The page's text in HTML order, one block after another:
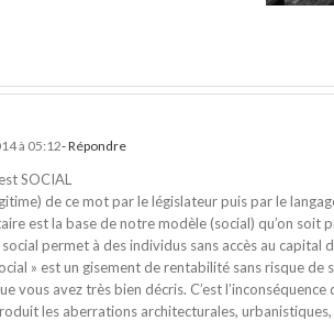
à 05:12- Répondre
SOCIAL
de ce mot par le législateur puis par le
est la base de notre modèle (social) qu’on soit
permet à des individus sans accès au capital
» est un gisement de rentabilité sans risque
vous avez très bien décris. C’est
les aberrations architecturales,